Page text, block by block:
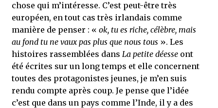
chose qui m’intéresse. C’est peut-être très
européen, en tout cas très irlandais comme
manière de penser : « ok, tu es riche, célèbre, mais
au fond tu ne vaux pas plus que nous tous ». Les
histoires rassemblées dans La petite déesse ont
été écrites sur un long temps et elle concernent
toutes des protagonistes jeunes, je m’en suis
rendu compte après coup. Je pense que l’idée
c’est que dans un pays comme l’Inde, il y a des